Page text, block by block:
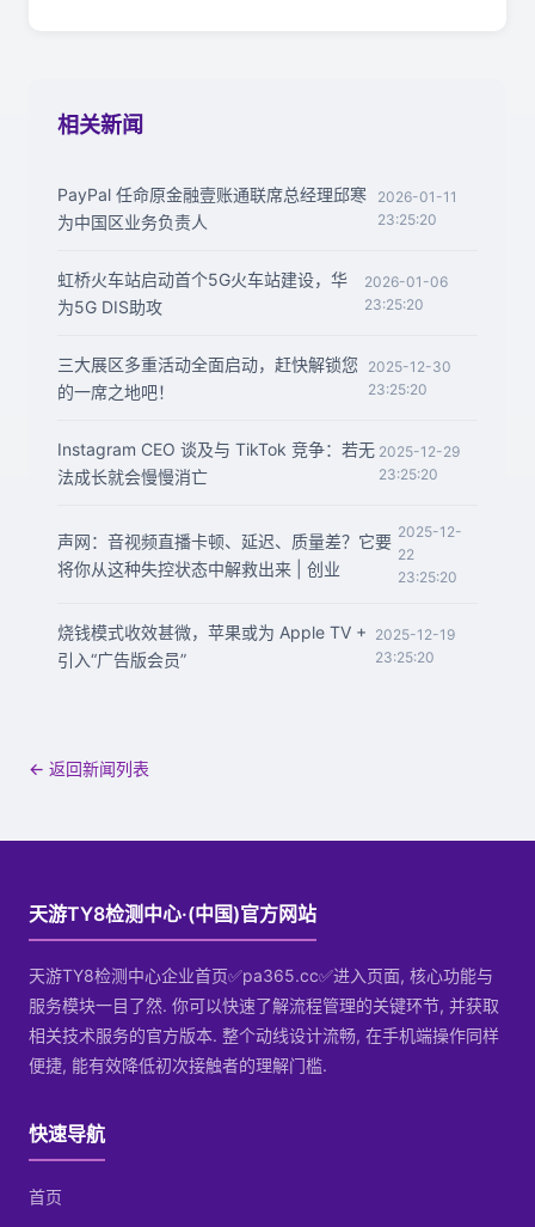
相关新闻
PayPal 任命原金融壹账通联席总经理邱寒
为中国区业务负责人
2026-01-11
23:25:20
虹桥火车站启动首个5G火车站建设，华
为5G DIS助攻
2026-01-06
23:25:20
三大展区多重活动全面启动，赶快解锁您
的一席之地吧！
2025-12-30
23:25:20
Instagram CEO 谈及与 TikTok 竞争：若无
法成长就会慢慢消亡
2025-12-29
23:25:20
声网：音视频直播卡顿、延迟、质量差？它要
将你从这种失控状态中解救出来 | 创业
2025-12-
22
23:25:20
烧钱模式收效甚微，苹果或为 Apple TV +
引入“广告版会员”
2025-12-19
23:25:20
← 返回新闻列表
天游TY8检测中心·(中国)官方网站
天游TY8检测中心企业首页✅pa365.cc✅进入页面, 核心功能与
服务模块一目了然. 你可以快速了解流程管理的关键环节, 并获取
相关技术服务的官方版本. 整个动线设计流畅, 在手机端操作同样
便捷, 能有效降低初次接触者的理解门槛.
快速导航
首页